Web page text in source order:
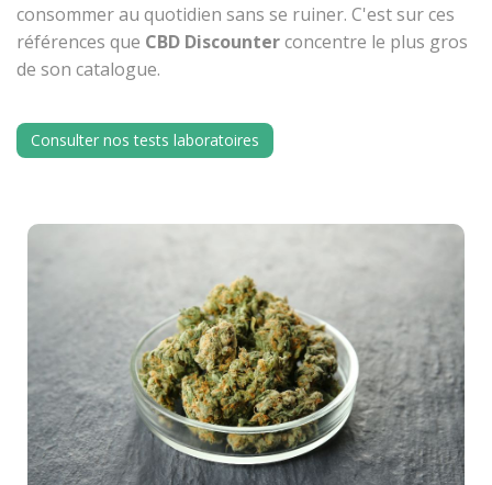
consommer au quotidien sans se ruiner. C'est sur ces
références que CBD Discounterconcentre le plus gros
de son catalogue.
Consulter nos tests laboratoires